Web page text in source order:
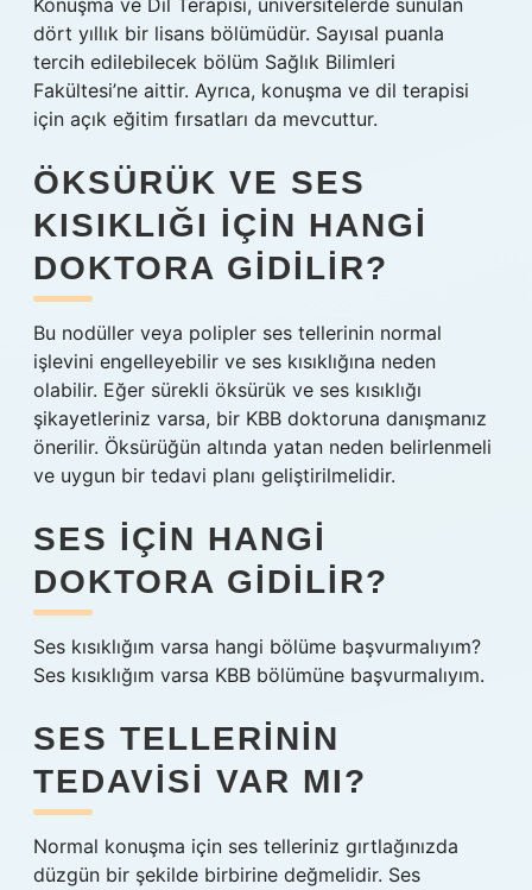
Konuşma ve Dil Terapisi, üniversitelerde sunulan
dört yıllık bir lisans bölümüdür. Sayısal puanla
tercih edilebilecek bölüm Sağlık Bilimleri
Fakültesi’ne aittir. Ayrıca, konuşma ve dil terapisi
için açık eğitim fırsatları da mevcuttur.
ÖKSÜRÜK VE SES
KISIKLIĞI IÇIN HANGI
DOKTORA GIDILIR?
Bu nodüller veya polipler ses tellerinin normal
işlevini engelleyebilir ve ses kısıklığına neden
olabilir. Eğer sürekli öksürük ve ses kısıklığı
şikayetleriniz varsa, bir KBB doktoruna danışmanız
önerilir. Öksürüğün altında yatan neden belirlenmeli
ve uygun bir tedavi planı geliştirilmelidir.
SES IÇIN HANGI
DOKTORA GIDILIR?
Ses kısıklığım varsa hangi bölüme başvurmalıyım?
Ses kısıklığım varsa KBB bölümüne başvurmalıyım.
SES TELLERININ
TEDAVISI VAR MI?
Normal konuşma için ses telleriniz gırtlağınızda
düzgün bir şekilde birbirine değmelidir. Ses